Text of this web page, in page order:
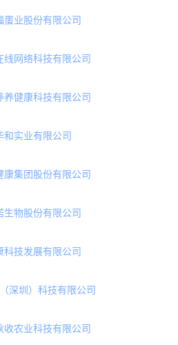
物科技有限公司
科技股份有限公司
圳）实业有限公司
生物科技有限公司
食品科技有限公司
蛋业股份有限公司
线网络科技有限公司
养健康科技有限公司
和实业有限公司